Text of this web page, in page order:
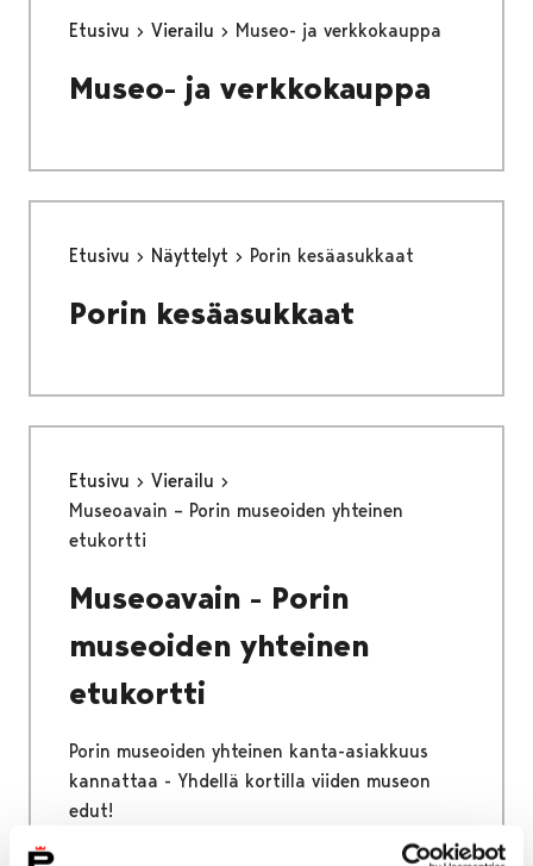
Etusivu Vierailu Museo- ja verkkokauppa
Museo- ja verkkokauppa
Etusivu Näyttelyt Porin kesäasukkaat
Porin kesäasukkaat
Etusivu
Vierailu
Museoavain – Porin museoiden yhteinen
etukortti
Museoavain - Porin
museoiden yhteinen
etukortti
Porin museoiden yhteinen kanta-asiakkuus
kannattaa - Yhdellä kortilla viiden museon
edut!